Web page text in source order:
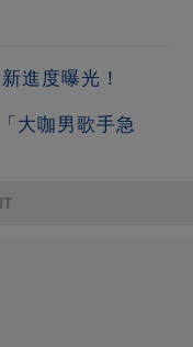
進度曝光！
大咖男歌手急